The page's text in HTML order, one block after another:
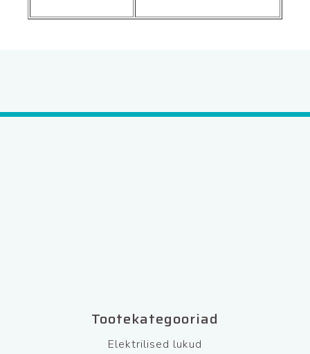
Tootekategooriad
Elektrilised lukud